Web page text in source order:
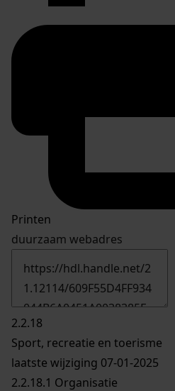
Printen
duurzaam webadres
2.2.18
Sport, recreatie en toerisme
laatste wijziging 07-01-2025
2.2.18.1 Organisatie